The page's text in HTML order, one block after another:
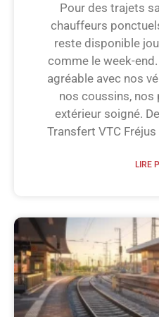
Pour des trajets
chauffeurs
reste disponible
comme le week-
agréable avec nos
nos coussins, nos
extérieur soigné.
Transfert VTC
LIRE